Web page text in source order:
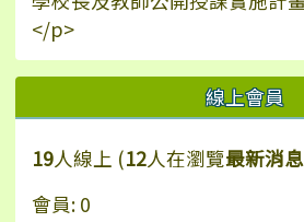
</p>
線上會員
19人線上 (12人在瀏覽最新消息
會員: 0